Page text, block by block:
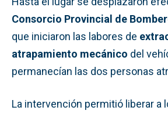
Consorcio Provincial de
que iniciaron las labores de
atrapamiento mecánico del
permanecían las dos personas
La intervención permitió liberar a